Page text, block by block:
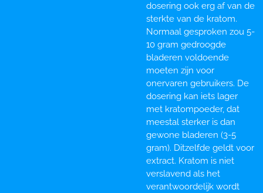
dosering ook erg af van de
sterkte van de kratom.
Normaal gesproken zou 5-
10 gram gedroogde
bladeren voldoende
moeten zijn voor
onervaren gebruikers. De
dosering kan iets lager
met kratompoeder, dat
meestal sterker is dan
gewone bladeren (3-5
gram). Ditzelfde geldt voor
extract. Kratom is niet
verslavend als het
verantwoordelijk wordt